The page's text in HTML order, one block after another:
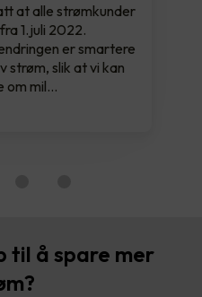
at alle strømkunder
1.juli 2022.
er smartere
strøm, slik at vi kan
om mil…
til å spare mer